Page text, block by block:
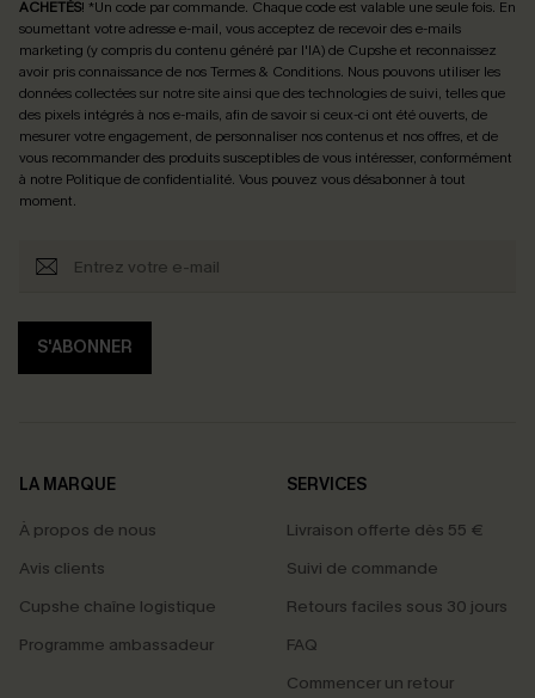
ACHETÉS! *Un code par commande. Chaque code est valable une seule fois. En
soumettant votre adresse e-mail, vous acceptez de recevoir des e-mails
marketing (y compris du contenu généré par l'IA) de Cupshe et reconnaissez
avoir pris connaissance de nosTermes & Conditions. Nous pouvons utiliser les
données collectées sur notre site ainsi que des technologies de suivi, telles que
des pixels intégrés à nos e-mails, afin de savoir si ceux-ci ont été ouverts, de
mesurer votre engagement, de personnaliser nos contenus et nos offres, et de
vous recommander des produits susceptibles de vous intéresser, conformément
à notre Politique de confidentialité. Vous pouvez vous désabonner à tout
moment.
S'ABONNER
LA MARQUE
À propos de nous
Avis clients
Cupshe chaîne logistique
Programme ambassadeur
SERVICES
Livraison offerte dès 55 €
Suivi de commande
Retours faciles sous 30 jours
FAQ
Commencer un retour